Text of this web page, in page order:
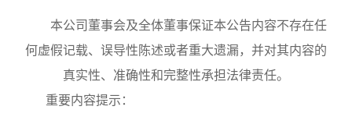
本公司董事会及全体董事保证本公告内容不存在任
何虚假记载、误导性陈述或者重大遗漏，并对其内容的
真实性、准确性和完整性承担法律责任。
重要内容提示：